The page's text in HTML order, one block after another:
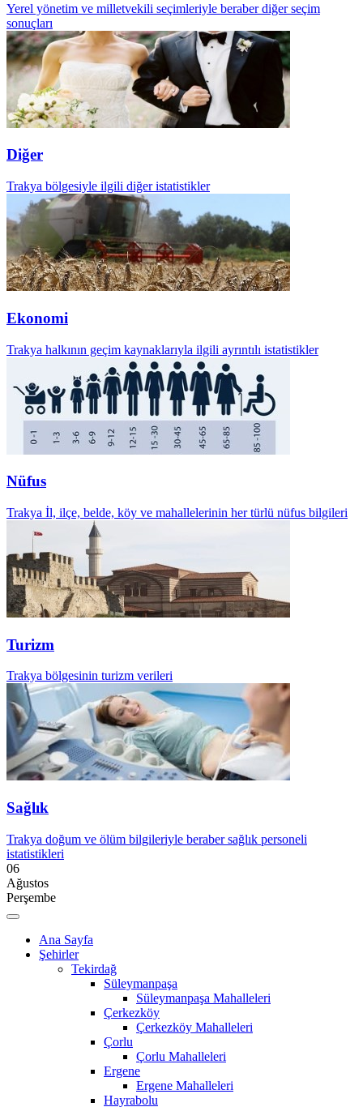
Yerel yönetim ve milletvekili seçimleriyle beraber diğer seçim
sonuçları
Diğer
Trakya bölgesiyle ilgili diğer istatistikler
Ekonomi
Trakya halkının geçim kaynaklarıyla ilgili ayrıntılı istatistikler
Nüfus
Trakya İl, ilçe, belde, köy ve mahallelerinin her türlü nüfus bilgileri
Turizm
Trakya bölgesinin turizm verileri
Sağlık
Trakya doğum ve ölüm bilgileriyle beraber sağlık personeli
istatistikleri
06
Ağustos
Perşembe
Ana Sayfa
Şehirler
Tekirdağ
Süleymanpaşa
Süleymanpaşa Mahalleleri
Çerkezköy
Çerkezköy Mahalleleri
Çorlu
Çorlu Mahalleleri
Ergene
Ergene Mahalleleri
Hayrabolu